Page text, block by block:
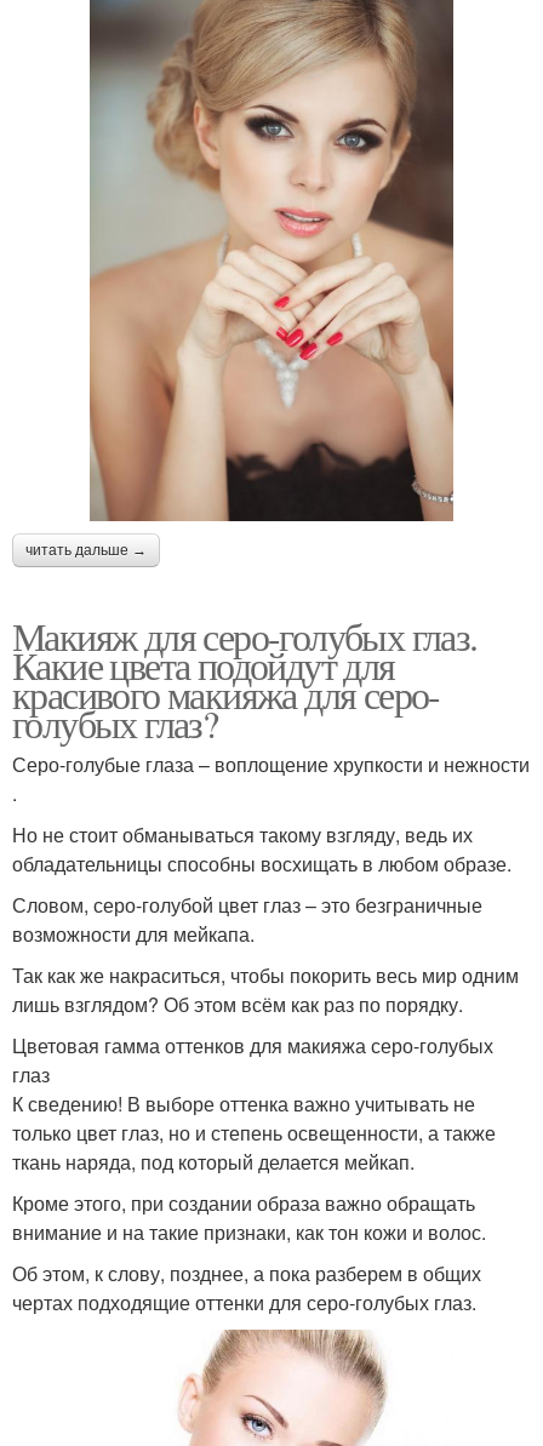
читать дальше →
Макияж для серо-голубых глаз.
Какие цвета подойдут для
красивого макияжа для серо-
голубых глаз?
Серо-голубые глаза – воплощение хрупкости и нежности
.
Но не стоит обманываться такому взгляду, ведь их
обладательницы способны восхищать в любом образе.
Словом, серо-голубой цвет глаз – это безграничные
возможности для мейкапа.
Так как же накраситься, чтобы покорить весь мир одним
лишь взглядом? Об этом всём как раз по порядку.
Цветовая гамма оттенков для макияжа серо-голубых
глаз
К сведению! В выборе оттенка важно учитывать не
только цвет глаз, но и степень освещенности, а также
ткань наряда, под который делается мейкап.
Кроме этого, при создании образа важно обращать
внимание и на такие признаки, как тон кожи и волос.
Об этом, к слову, позднее, а пока разберем в общих
чертах подходящие оттенки для серо-голубых глаз.